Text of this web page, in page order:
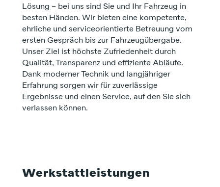
Lösung – bei uns sind Sie und Ihr Fahrzeug in
besten Händen. Wir bieten eine kompetente,
ehrliche und serviceorientierte Betreuung vom
ersten Gespräch bis zur Fahrzeugübergabe.
Unser Ziel ist höchste Zufriedenheit durch
Qualität, Transparenz und effiziente Abläufe.
Dank moderner Technik und langjähriger
Erfahrung sorgen wir für zuverlässige
Ergebnisse und einen Service, auf den Sie sich
verlassen können.
Werkstattleistungen